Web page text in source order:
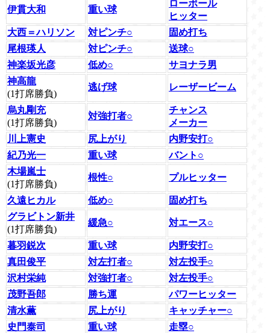
伊貫大和 重い球
ローボール
ヒッター
大西＝ハリソン
対ピンチ○
固め打ち
尾根瑛人
対ピンチ○
送球○
神楽坂光彦
低め○
サヨナラ男
神高龍
(1打席勝負)
逃げ球 レーザービーム
烏丸剛充
(1打席勝負)
対強打者○
チャンス
メーカー
川上憲史
尻上がり
内野安打○
紀乃光一
重い球
バント○
木場嵐士
(1打席勝負)
根性○ プルヒッター
久遠ヒカル 低め○
固め打ち
グラビトン新井
(1打席勝負)
緩急○ 対エース○
暮羽鋭次 重い球
内野安打○
真田俊平
対左打者○
対左投手○
沢村栄純
対強打者○
対左投手○
茂野吾郎
勝ち運
パワーヒッター
清水薫
尻上がり
キャッチャー○
史門泰司
重い球
走塁○